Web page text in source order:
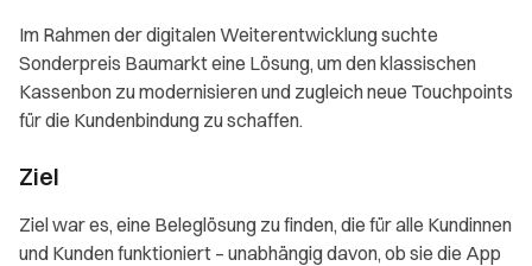
Im Rahmen der digitalen Weiterentwicklung suchte
Sonderpreis Baumarkt eine Lösung, um den klassischen
Kassenbon zu modernisieren und zugleich neue Touchpoints
für die Kundenbindung zu schaffen.
Ziel
Ziel war es, eine Beleglösung zu finden, die für alle Kundinnen
und Kunden funktioniert – unabhängig davon, ob sie die App